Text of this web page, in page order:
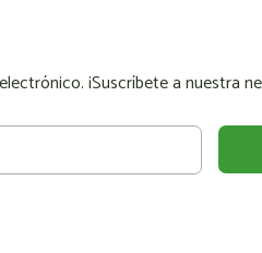
¡Suscríbete a nuestra